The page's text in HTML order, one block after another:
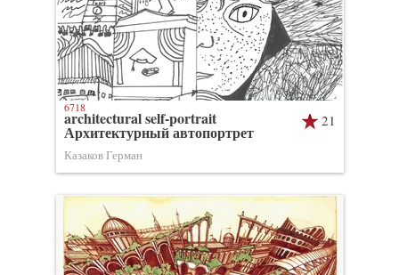
21
architectural self-portrait
Архитектурный автопортрет
Казаков Герман
6718